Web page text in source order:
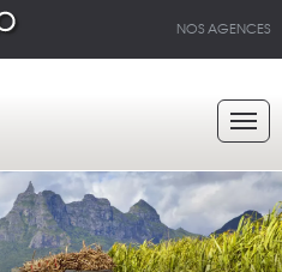
NOS AGENCES